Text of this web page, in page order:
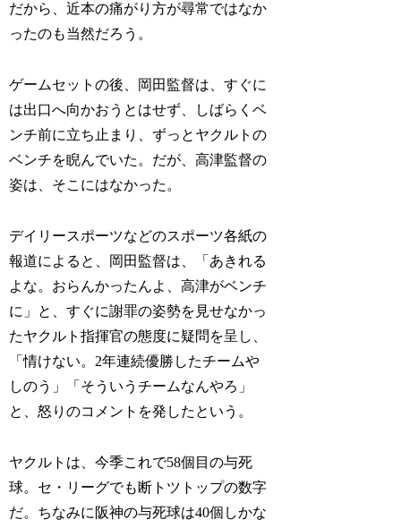
だから、近本の痛がり方が尋常ではなか
ったのも当然だろう。
ゲームセットの後、岡田監督は、すぐに
は出口へ向かおうとはせず、しばらくベ
ンチ前に立ち止まり、ずっとヤクルトの
ベンチを睨んでいた。だが、高津監督の
姿は、そこにはなかった。
デイリースポーツなどのスポーツ各紙の
報道によると、岡田監督は、「あきれる
よな。おらんかったんよ、高津がベンチ
に」と、すぐに謝罪の姿勢を見せなかっ
たヤクルト指揮官の態度に疑問を呈し、
「情けない。2年連続優勝したチームや
しのう」「そういうチームなんやろ」
と、怒りのコメントを発したという。
ヤクルトは、今季これで58個目の与死
球。セ・リーグでも断トツトップの数字
だ。ちなみに阪神の与死球は40個しかな